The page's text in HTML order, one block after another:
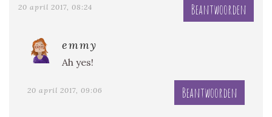
20 april 2017, 08:24 Beantwoorden
emmy
Ah yes!
20 april 2017, 09:06 Beantwoorden